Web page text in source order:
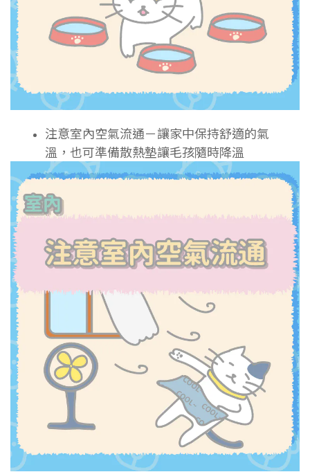
注意室內空氣流通－讓家中保持舒適的氣
溫，也可準備散熱墊讓毛孩隨時降溫